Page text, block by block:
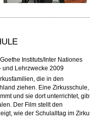
Instituts/Inter Nationes
und Lehrzwecke 2009
die in den
ziehen. Eine
und sie dort unterrichtet,
Der Film stellt den
wie der Schulalltag im